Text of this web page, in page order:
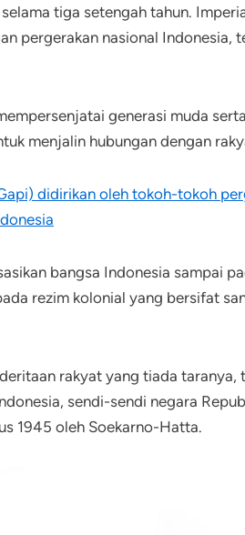
tiga setengah tahun.
pergerakan nasional Indonesia,
generasi muda
menjalin hubungan dengan
didirikan oleh tokoh-tokoh
bangsa Indonesia sampai
rezim kolonial yang bersifat
rakyat yang tiada taranya,
sendi-sendi negara
1945 oleh Soekarno-Hatta.